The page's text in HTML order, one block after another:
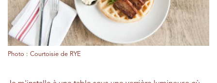
Photo : Courtoisie de RYE